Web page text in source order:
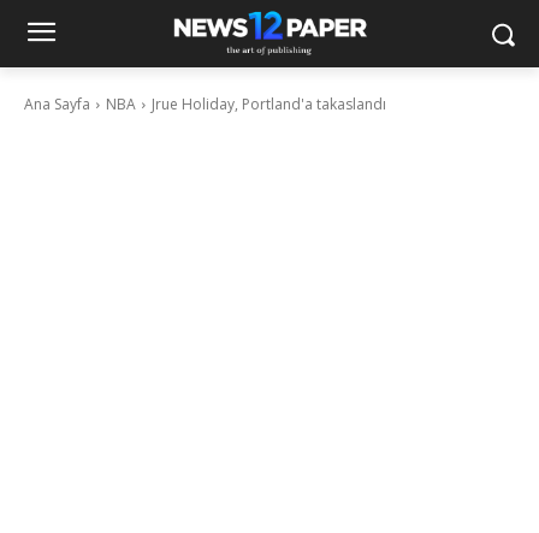
Ana Sayfa NBA Jrue Holiday, Portland'a takaslandı